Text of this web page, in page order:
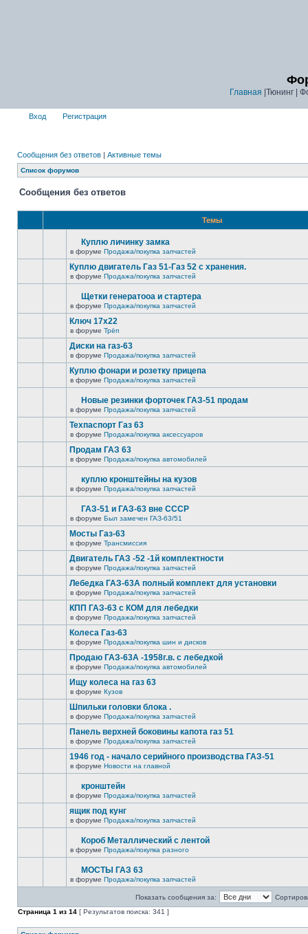
Главная |Тюнинг |
Вход Регистрация
Сообщения без ответов | Активные темы
Список форумов
Сообщения без ответов
Темы
Куплю личинку замка
в форуме Продажа/покупка запчастей
Куплю двигатель Газ 51-Газ 52 с хранения.
в форуме Продажа/покупка запчастей
Щетки генератооа и стартера
в форуме Продажа/покупка запчастей
Ключ 17х22
в форуме Трёп
Диски на газ-63
в форуме Продажа/покупка запчастей
Куплю фонари и розетку прицепа
в форуме Продажа/покупка запчастей
Новые резинки форточек ГАЗ-51 продам
в форуме Продажа/покупка запчастей
Техпаспорт Газ 63
в форуме Продажа/покупка аксессуаров
Продам ГАЗ 63
в форуме Продажа/покупка автомобилей
куплю кронштейны на кузов
в форуме Продажа/покупка запчастей
ГАЗ-51 и ГАЗ-63 вне СССР
в форуме Был замечен ГАЗ-63/51
Мосты Газ-63
в форуме Трансмиссия
Двигатель ГАЗ -52 -1й комплектности
в форуме Продажа/покупка запчастей
Лебедка ГАЗ-63А полный комплект для установки
в форуме Продажа/покупка запчастей
КПП ГАЗ-63 с КОМ для лебедки
в форуме Продажа/покупка запчастей
Колеса Газ-63
в форуме Продажа/покупка шин и дисков
Продаю ГАЗ-63А -1958г.в. с лебедкой
в форуме Продажа/покупка автомобилей
Ищу колеса на газ 63
в форуме Кузов
Шпильки головки блока .
в форуме Продажа/покупка запчастей
Панель верхней боковины капота газ 51
в форуме Продажа/покупка запчастей
1946 год - начало серийного производства ГАЗ-51
в форуме Новости на главной
кронштейн
в форуме Продажа/покупка запчастей
ящик под кунг
в форуме Продажа/покупка запчастей
Короб Металлический с лентой
в форуме Продажа/покупка разного
МОСТЫ ГАЗ 63
в форуме Продажа/покупка запчастей
Показать сообщения за:
Страница 1 из 14 [ Результатов поиска: 341 ]